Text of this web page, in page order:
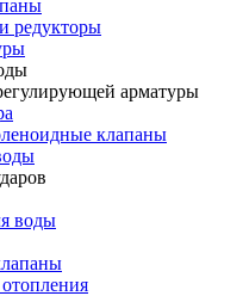
редукторы
арматуры
клапаны
воды